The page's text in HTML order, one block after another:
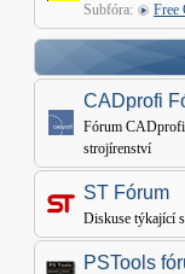
Subfóra:
Free
CADprofi
Fórum
strojírenství
ST Fórum
Diskuse týkající
PSTools